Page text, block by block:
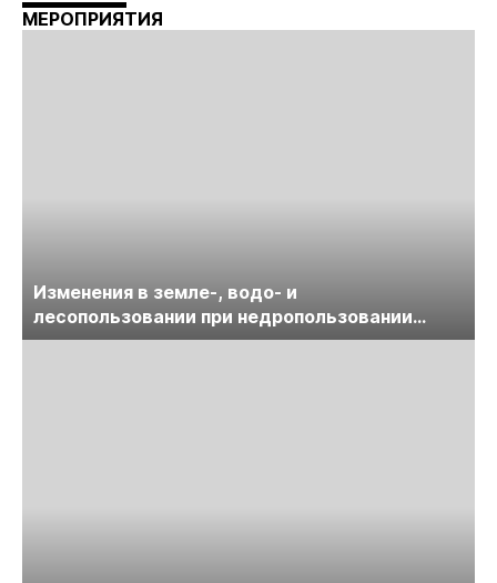
МЕРОПРИЯТИЯ
Изменения в земле-, водо- и
лесопользовании при недропользовании
обсудят на семинаре «ПравоТЭК»